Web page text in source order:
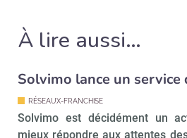
À lire aussi…
Solvimo lance un service
RÉSEAUX-FRANCHISE
Solvimo est décidément un
mieux répondre aux attentes
Recevoir